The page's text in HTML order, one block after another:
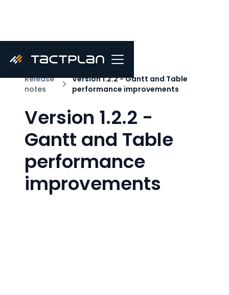
Release
notes
Version 1.2.2 - Gantt and Table
performance improvements
Version 1.2.2 -
Gantt and Table
performance
improvements